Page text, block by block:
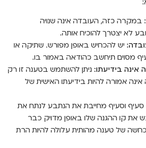
במקרה כזה, העובדה אינה שנויה
לא יצטרך להוכיח אותה.
יש להכחיש באופן מפורש. שתיקה או
מסוים תיחשב כהודאה באמור בו.
אינה בידיעתו: ניתן להשתמש בטענה זו רק
אמורה להיות בידיעתו האישית של
וסעיף מחייבת את הנתבע לנתח את
את קו ההגנה שלו באופן מדויק כבר
של טענה מהותית עלולה להיות הרת